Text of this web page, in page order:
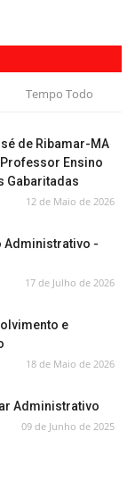
Tempo Todo
de Ribamar-MA
Ensino
Gabaritadas
12 de Maio de 2026
Administrativo -
17 de Julho de 2026
e
18 de Maio de 2026
Administrativo
09 de Junho de 2025